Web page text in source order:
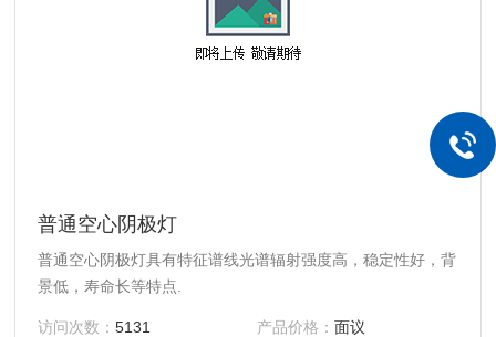
普通空心阴极灯
普通空心阴极灯具有特征谱线光谱辐射强度高，稳定性好，背
景低，寿命长等特点.
访问次数：5131 产品价格： 面议